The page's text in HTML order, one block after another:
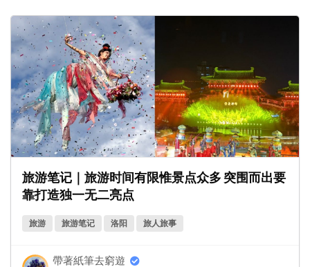
旅游笔记｜旅游时间有限惟景点众多 突围而出要
靠打造独一无二亮点
旅游 旅游笔记 洛阳 旅人旅事
帶著紙筆去窮遊